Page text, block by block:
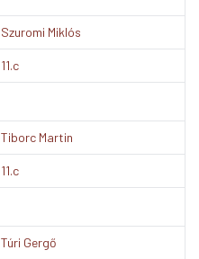
Szuromi Miklós
11.c
Tiborc Martin
11.c
Túri Gergő